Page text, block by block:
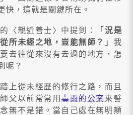
快，這就是關鍵所在。
〈親近善士〉中提到：「況是
所未經之地，豈能無師？ 」我
去往從來沒有去過的地方，怎
呢？
上從未經歷的修行之路，而且
父以前常常用毒雨的公案來譬
無不是錯。當自己處在無明顛